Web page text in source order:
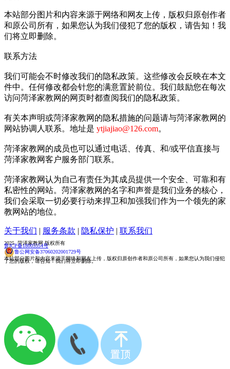
本站部分图片和内容来源于网络和网友上传，版权归原创作者
和原公司所有，如果您认为我们侵犯了您的版权，请告知！我
们将立即删除。
联系方法
我们可能会不时修改我们的隐私政策。这些修改会反映在本文
件中。任何修改都会针您的满意置於前位。我们鼓励您在每次
访问菏泽家教网的网页时都查阅我们的隐私政策。
有关本声明或菏泽家教网的隐私措施的问题请与菏泽家教网的
网站协调人联系。地址是 ytjiajiao@126.com。
菏泽家教网的成员也可以通过电话、传真、和/或平信直接与
菏泽家教网客户服务部门联系。
菏泽家教网认为自己有责任为其成员提供一个安全、可靠和有
私密性的网站。菏泽家教网的名字和声誉是我们业务的核心，
我们会采取一切必要行动来捍卫和加强我们作为一个领先的家
教网站的地位。
关于我们 | 服务条款 | 隐私保护 | 联系我们
2025 菏泽家教网 版权所有
鲁ICP备18005554号
鲁公网安备37060202001729号
本站部分图片和内容来源于网络和网友上传，版权归原创作者和原公司所有，如果您认为我们侵犯
了您的版权，请告知！我们将立即删除。